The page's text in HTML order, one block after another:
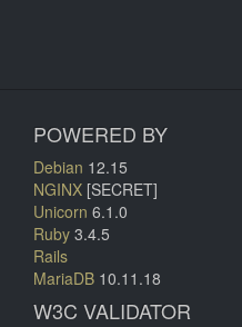
POWERED BY
Debian 12.15
NGINX [SECRET]
Unicorn 6.1.0
Ruby 3.4.5
Rails
MariaDB 10.11.18
W3C VALIDATOR